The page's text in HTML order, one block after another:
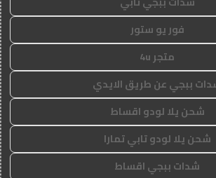
فور يو ستور
متجر 4u
ببجي عن طريق الايدي
شحن يلا لودو اقساط
شحن يلا لودو تابي تمارا
شدات ببجي اقساط